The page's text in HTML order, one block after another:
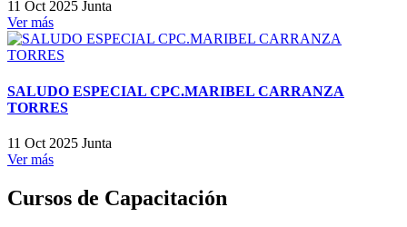
11 Oct 2025 Junta
Ver más
SALUDO ESPECIAL CPC.MARIBEL CARRANZA
TORRES
11 Oct 2025 Junta
Ver más
Cursos de Capacitación